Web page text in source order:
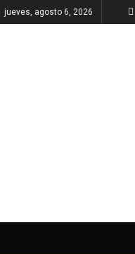
jueves, agosto 6, 2026